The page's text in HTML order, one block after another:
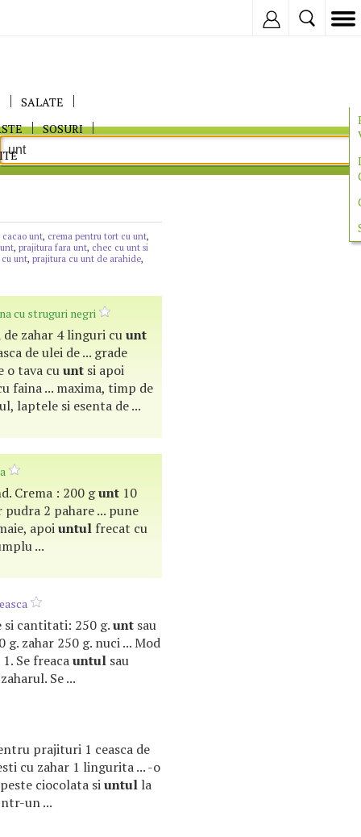
SALATE
SOSURI
cacao unt, crema pentru tort cu unt,
, prajitura fara unt, chec cu unt si
cu unt, prajitura cu unt de arahide,
cu struguri negri
de zahar 4 linguri cuunt
de ulei de ... grade
o tava cuunt si apoi
faina ... maxima, timp de
laptele si esenta de ...
Crema : 200 gunt 10
2 pahare ... pune
apoiuntul frecat cu
...
si cantitati: 250 g.unt sau
g. zahar 250 g. nuci ... Mod
Se freacauntul sau
Se ...
prajituri 1 ceasca de
cu zahar 1 lingurita ... -o
ciocolata siuntul la
un ...